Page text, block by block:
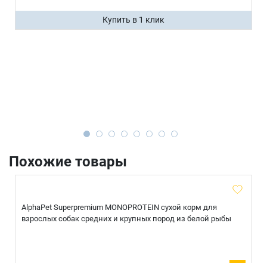
Купить в 1 клик
Похожие товары
AlphaPet Superpremium MONOPROTEIN сухой корм для
взрослых собак средних и крупных пород из белой рыбы